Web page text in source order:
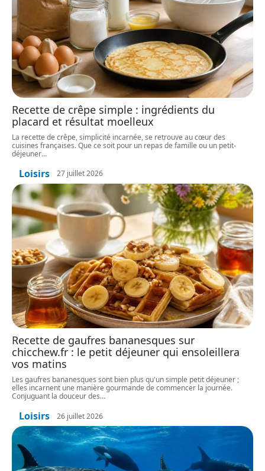
Recette de crêpe simple : ingrédients du
placard et résultat moelleux
La recette de crêpe, simplicité incarnée, se retrouve au cœur des
cuisines françaises. Que ce soit pour un repas de famille ou un petit-
déjeuner…
Loisirs 27 juillet 2026
Recette de gaufres bananesques sur
chicchew.fr : le petit déjeuner qui ensoleillera
vos matins
Les gaufres bananesques sont bien plus qu'un simple petit déjeuner ;
elles incarnent une manière gourmande de commencer la journée.
Conjuguant la douceur des…
Loisirs 26 juillet 2026